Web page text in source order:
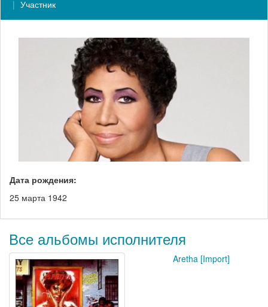
Участник
Дата рождения:
25 марта 1942
Все альбомы исполнителя
Aretha [Import]